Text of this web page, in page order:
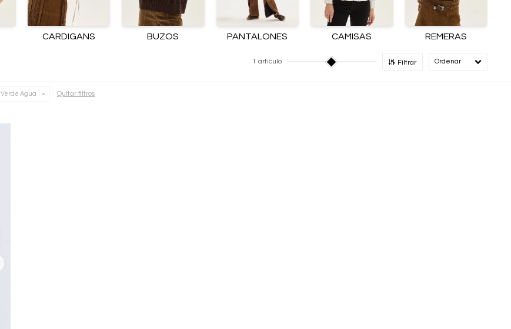
CARDIGANS BUZOS PANTALONES CAMISAS REMERAS
1 artículo Filtrar
Verde Agua Quitar filtros